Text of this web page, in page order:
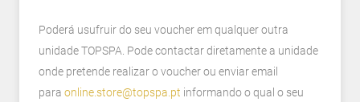
Poderá usufruir do seu voucher em qualquer outra
unidade TOPSPA. Pode contactar diretamente a unidade
onde pretende realizar o voucher ou enviar email
para online.store@topspa.pt informando o qual o seu